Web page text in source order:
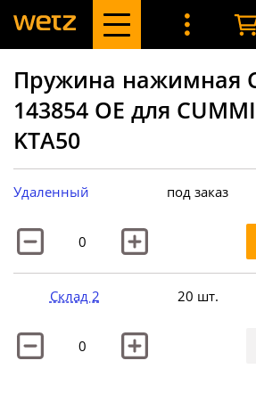
Пружина нажимная
143854 OE для
KTA50
Удаленный под заказ
Склад 2 20 шт.